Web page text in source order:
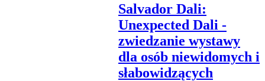
Salvador Dali:
Unexpected Dali -
zwiedzanie wystawy
dla osób niewidomych i
słabowidzących